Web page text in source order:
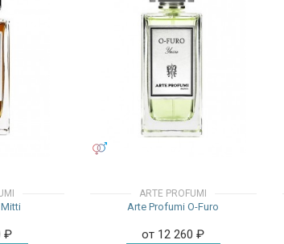
₽
ARTE PROFUMI
Arte Profumi O-Furo
от 12 260₽